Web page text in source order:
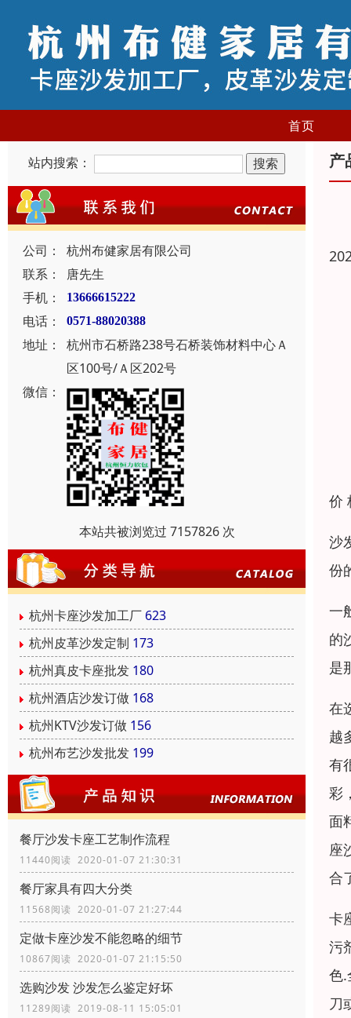
首页
站内搜索：
公司：
杭州布健家居有限公司
联系：
唐先生
手机：
13666615222
电话： 0571-88020388
地址：
杭州市石桥路238号石桥装饰材料中心Ａ
区100号/Ａ区202号
微信：
本站共被浏览过 7157826 次
杭州卡座沙发加工厂 623
杭州皮革沙发定制 173
杭州真皮卡座批发 180
杭州酒店沙发订做 168
杭州KTV沙发订做 156
杭州布艺沙发批发 199
餐厅沙发卡座工艺制作流程
11440阅读 2020-01-07 21:30:31
餐厅家具有四大分类
11568阅读 2020-01-07 21:27:44
定做卡座沙发不能忽略的细节
10867阅读 2020-01-07 21:15:50
选购沙发 沙发怎么鉴定好坏
11289阅读 2019-08-11 15:05:01
产
价
沙
份
一
的
是
在
越
有
彩
面
座
合
卡
污
色.
刀